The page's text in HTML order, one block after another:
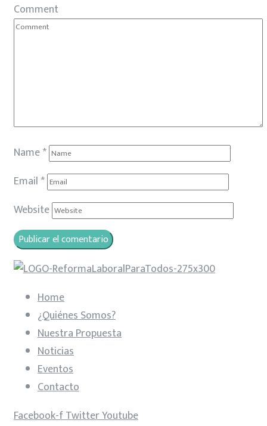
Comment
Name*
Email *
Website
Home
¿Quiénes Somos?
Nuestra Propuesta
Noticias
Eventos
Contacto
Facebook-fTwitterYoutube